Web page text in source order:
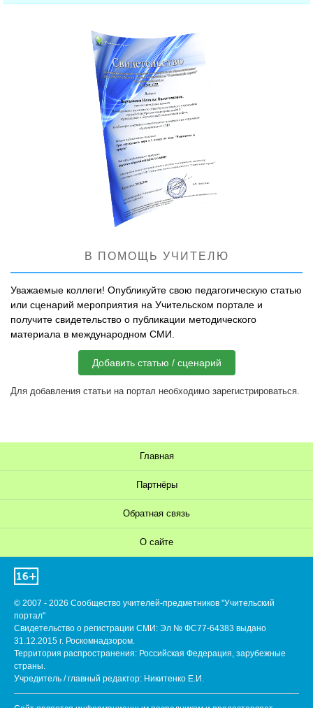
В ПОМОЩЬ УЧИТЕЛЮ
Уважаемые коллеги! Опубликуйте свою педагогическую статью
или сценарий мероприятия на Учительском портале и
получите свидетельство о публикации методического
материала в международном СМИ.
Добавить статью / сценарий
Для добавления статьи на портал необходимо зарегистрироваться.
Главная
Партнёры
Обратная связь
О сайте
© 2007 - 2026 Сообщество учителей-предметников "Учительский
портал"
Свидетельство о регистрации СМИ: Эл № ФС77-64383 выдано
31.12.2015 г. Роскомнадзором.
Территория распространения: Российская Федерация, зарубежные
страны.
Учредитель / главный редактор: Никитенко Е.И.